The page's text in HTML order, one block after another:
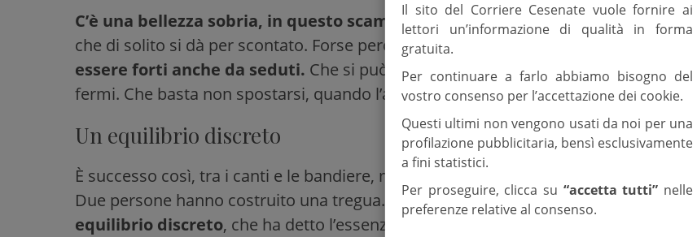
C’è una bellezza sobria, in questo scambio muto.Forse perché capovolge ciò
che di solito si dà per scontato. Forse perché dice, con semplicità, che
essere forti anche da seduti. Che si può diventare casa per qualcuno restando
fermi. Che basta non spostarsi, quando l’altro si addormenta.
Un equilibrio discreto
È successo così, tra i canti e le bandiere, mentre il prato si preparava alla veglia.
Due persone hanno costruito una tregua. Involontaria, forse. Ma vera.Un
equilibrio discreto, che ha detto l’essenziale senza far rumore.
Il sito del Corriere Cesenate vuole fornire ai
lettori un’informazione di qualità in forma
gratuita.
Per continuare a farlo abbiamo bisogno del
vostro consenso per l’accettazione dei cookie.
Questi ultimi non vengono usati da noi per una
profilazione pubblicitaria, bensì esclusivamente
a fini statistici.
Per proseguire, clicca su “accetta tutti” nelle
preferenze relative al consenso.